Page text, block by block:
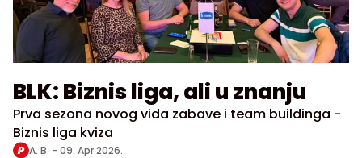
BLK: Biznis liga, ali u znanju
Prva sezona novog vida zabave i team buildinga -
Biznis liga kviza
A. B. - 09. Apr 2026.